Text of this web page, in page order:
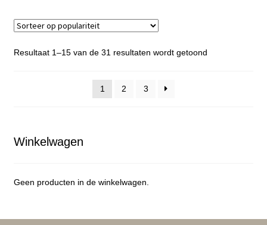
Resultaat 1–15 van de 31 resultaten wordt getoondGesorteerd
1
2 3
Winkelwagen
Geen producten in de winkelwagen.